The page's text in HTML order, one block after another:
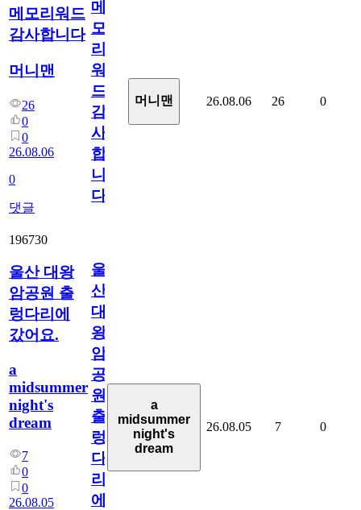
메모리워드
감사합니다
머니맨
26
0
0
26.08.06
0
댓글
메
모
리
워
드
감
사
합
니
다
머니맨 26.08.06 26 0
196730
울산 대왕
암공원 출
렁다리에
갔어요.
a
midsummer
night's
dream
7
0
0
26.08.05
울
산
대
왕
암
공
원
출
렁
다
리
에
a
midsummer
night's
dream
26.08.05 7 0